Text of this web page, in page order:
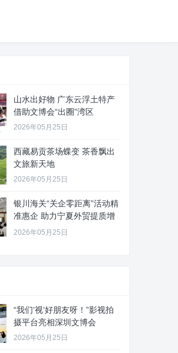
山水出好物 广东云浮土特产
借助文博会“出圈”湾区
2026年05月25日
西藏易贡茶场蝶变 茶香飘出
文旅新天地
2026年05月25日
银川海关“关企零距离”活动精
准惠企 助力宁夏外贸提质增
效
2026年05月25日
“我们‘视’好朋友呀！”影视拍
摄平台亮相深圳文博会
2026年05月25日